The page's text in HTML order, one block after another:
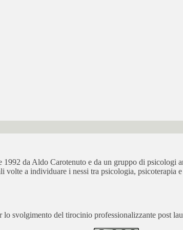
da Aldo Carotenuto e da un gruppo di
volte a individuare i nessi tra psicologia, psicoterapia
svolgimento del tirocinio professionalizzante post